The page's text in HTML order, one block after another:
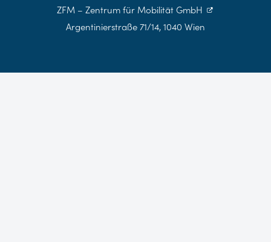
ZFM – Zentrum für Mobilität GmbH
Argentinierstraße 71/14, 1040 Wien